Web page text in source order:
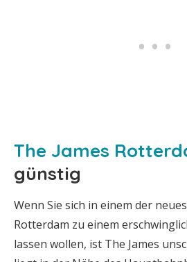
The James
günstig
Wenn Sie sich in einem der
Rotterdam zu einem
lassen wollen, ist The James